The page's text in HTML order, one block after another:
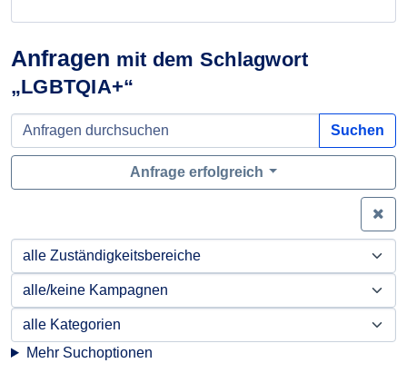
Anfragen mit dem Schlagwort
„LGBTQIA+“
Suchen
Anfrage erfolgreich
Mehr Suchoptionen